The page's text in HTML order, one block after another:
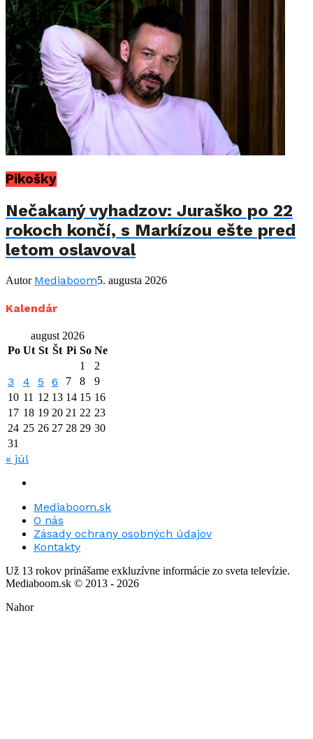
Pikošky
Nečakaný vyhadzov: Juraško po 22
rokoch končí, s Markízou ešte pred
letom oslavoval
Autor Mediaboom5. augusta 2026
Kalendár
august 2026
Po Ut St Št Pi So Ne
1
2
3 4 5 6 7 8
9
10 11 12 13 14 15 16
17 18 19 20 21 22 23
24 25 26 27 28 29 30
31
« júl
Mediaboom.sk
O nás
Zásady ochrany osobných údajov
Kontakty
Už 13 rokov prinášame exkluzívne informácie zo sveta televízie.
Mediaboom.sk © 2013 - 2026
Nahor